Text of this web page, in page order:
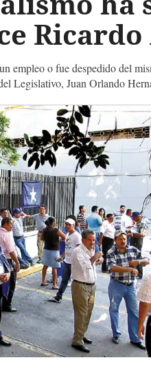
empleo o fue despedido del
Legislativo, Juan Orlando